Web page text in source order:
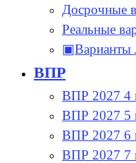
Досрочные
Реальные
▣Варианты
ВПР
ВПР 2027 4
ВПР 2027 5
ВПР 2027 6
ВПР 2027 7